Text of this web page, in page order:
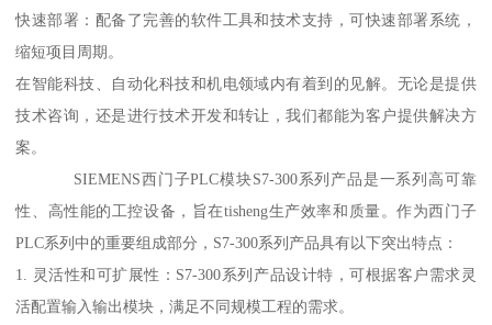
快速部署：配备了完善的软件工具和技术支持，可快速部署系统，
缩短项目周期。
在智能科技、自动化科技和机电领域内有着到的见解。无论是提供
技术咨询，还是进行技术开发和转让，我们都能为客户提供解决方
案。
SIEMENS西门子PLC模块S7-300系列产品是一系列高可靠
性、高性能的工控设备，旨在tisheng生产效率和质量。作为西门子
PLC系列中的重要组成部分，S7-300系列产品具有以下突出特点：
1. 灵活性和可扩展性：S7-300系列产品设计特，可根据客户需求灵
活配置输入输出模块，满足不同规模工程的需求。